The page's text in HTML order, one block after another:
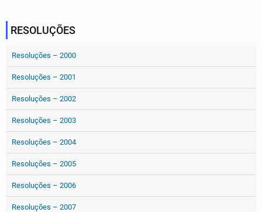
RESOLUÇÕES
Resoluções – 2000
Resoluções – 2001
Resoluções – 2002
Resoluções – 2003
Resoluções – 2004
Resoluções – 2005
Resoluções – 2006
Resoluções – 2007